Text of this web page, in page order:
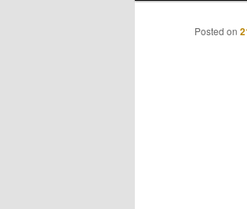
Posted on